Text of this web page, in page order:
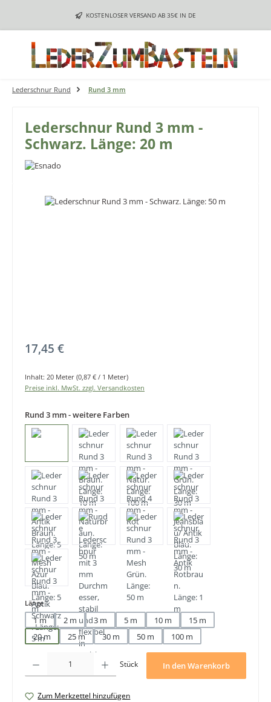
Zum Hauptinhalt springenKOSTENLOSER VERSAND AB 35€ IN DE
Lederschnur Rund Rund 3 mm
Lederschnur Rund 3 mm -
Schwarz. Länge: 20 m
Bildergalerie überspringen
Regulärer Preis:
17,45 €
Inhalt: 20 Meter (0,87 € / 1 Meter)
Preise inkl. MwSt. zzgl. Versandkosten
Rund 3 mm - weitere Farben
Längeauswählen
1 m 2 m 3 m 5 m 10 m
15 m
20 m
25 m 30 m 50 m 100 m
Stück In den Warenkorb
Zum Merkzettel hinzufügen